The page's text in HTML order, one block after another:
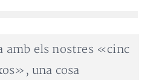
amb els nostres «cinc
una cosa